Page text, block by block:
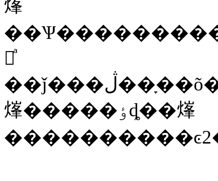
㷨
㷨ͣ
��ǰ���ڷ��ָ��õ�·��,������������·����,�����Լ��ٴ������ظ�����,����
㷨�����ٶȡ��㷨
����������ͼ2